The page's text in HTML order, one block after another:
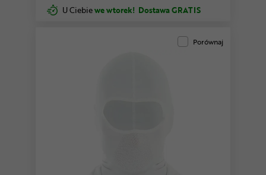
U Ciebiewe wtorek! Dostawa GRATIS
Porównaj